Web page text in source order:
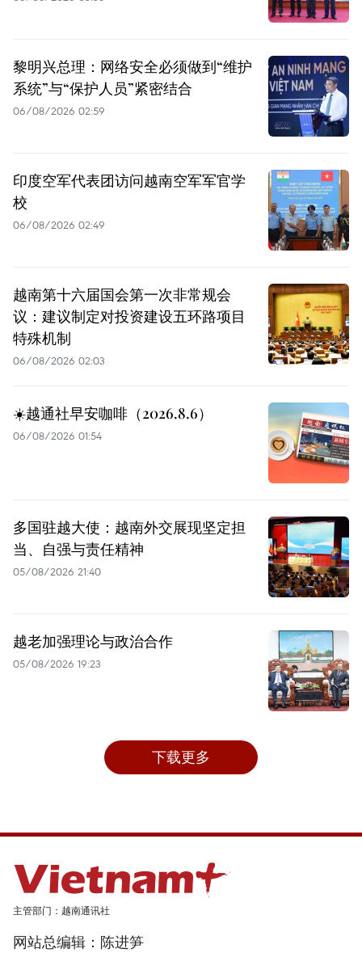
黎明兴总理：网络安全必须做到“维护
系统”与“保护人员”紧密结合
06/08/2026 02:59
印度空军代表团访问越南空军军官学
校
06/08/2026 02:49
越南第十六届国会第一次非常规会
议：建议制定对投资建设五环路项目
特殊机制
06/08/2026 02:03
☀️越通社早安咖啡（2026.8.6）
06/08/2026 01:54
多国驻越大使：越南外交展现坚定担
当、自强与责任精神
05/08/2026 21:40
越老加强理论与政治合作
05/08/2026 19:23
下载更多
主管部门：越南通讯社
网站总编辑：陈进笋